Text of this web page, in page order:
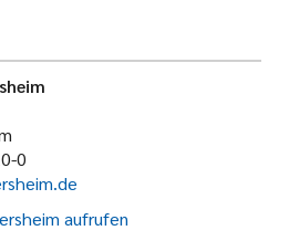
0
aufrufen